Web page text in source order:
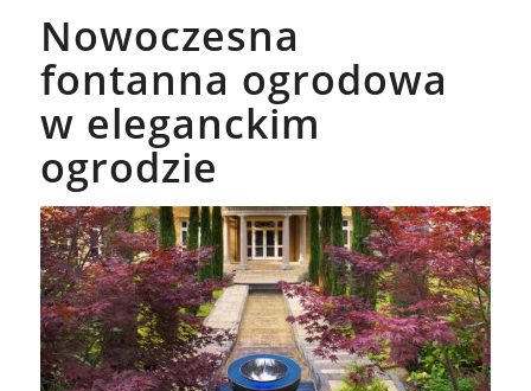
Nowoczesna
fontanna ogrodowa
w eleganckim
ogrodzie